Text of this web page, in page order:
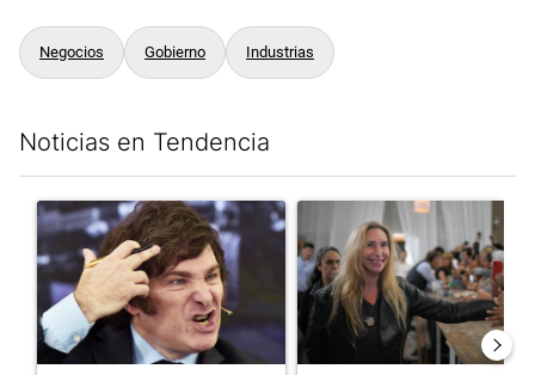
Negocios Gobierno Industrias
Noticias en Tendencia
Un artículo de tendencia con el título "Yo, Milei" con 3
Un artículo de tendencia